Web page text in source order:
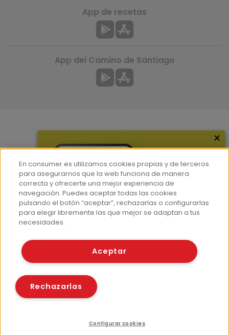
Hemeroteca
Contacto
Prensa
Corpus Lingüístico Consumer
App de recetas
App del Camino de Santiago
© Fundación EROSKI
Políticas de cookies
×
En consumer.es utilizamos cookies propias y de terceros
para asegurarnos que la web funciona de manera
correcta y ofrecerte una mejor experiencia de
navegación. Puedes aceptar todas las cookies
pulsando el botón “aceptar”, rechazarlas o configurarlas
para elegir libremente las que mejor se adaptan a tus
necesidades.
Aceptar
Rechazarlas
Configurar cookies